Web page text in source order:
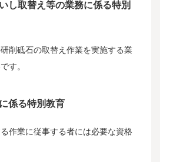
し取替え等の業務に係る特別
削砥石の取替え作業を実施する業
す。
係る特別教育
作業に従事する者には必要な資格